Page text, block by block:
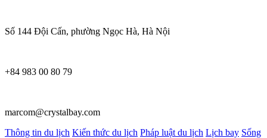
Số 144 Đội Cấn, phường Ngọc Hà, Hà Nội
+84 983 00 80 79
marcom@crystalbay.com
Thông tin du lịch Kiến thức du lịch Pháp luật du lịch Lịch bay Sống